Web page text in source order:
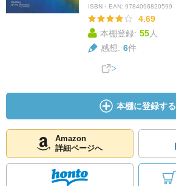
ISBN・EAN: 9784096820599
4.69
本棚登録: 55人
感想: 6件
本棚に登録する
Amazon
詳細ページへ